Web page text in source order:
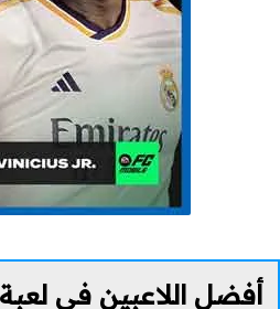
أفضل اللاعبين في